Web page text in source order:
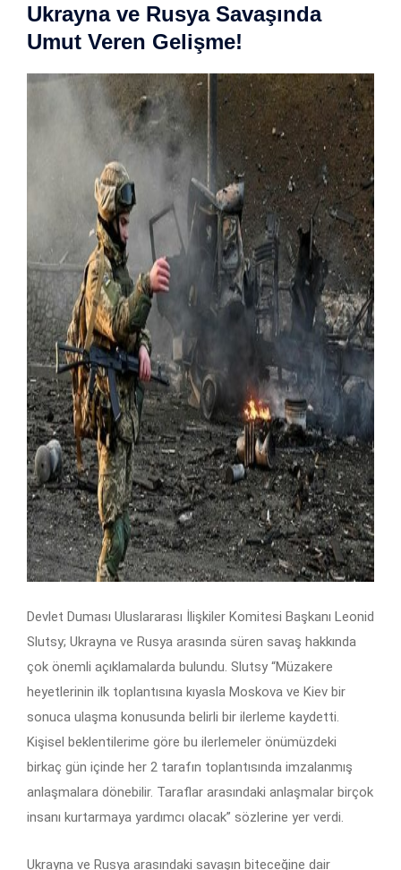
Ukrayna ve Rusya Savaşında
Umut Veren Gelişme!
Devlet Duması Uluslararası İlişkiler Komitesi Başkanı Leonid
Slutsy; Ukrayna ve Rusya arasında süren savaş hakkında
çok önemli açıklamalarda bulundu. Slutsy “Müzakere
heyetlerinin ilk toplantısına kıyasla Moskova ve Kiev bir
sonuca ulaşma konusunda belirli bir ilerleme kaydetti.
Kişisel beklentilerime göre bu ilerlemeler önümüzdeki
birkaç gün içinde her 2 tarafın toplantısında imzalanmış
anlaşmalara dönebilir. Taraflar arasındaki anlaşmalar birçok
insanı kurtarmaya yardımcı olacak” sözlerine yer verdi.
Ukrayna ve Rusya arasındaki savaşın biteceğine dair